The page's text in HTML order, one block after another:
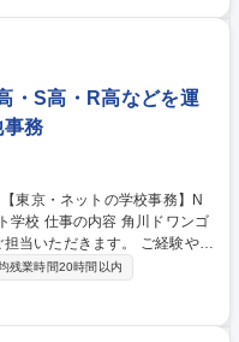
等） ・経理事務 ・その他、
・S高・R高などを運
事務
ワンゴ
当いただきます。 ご経験やス
■具体的には下記
き ・データ管理・分析 ・コ
用設計（事務フローの構築、
等） ・経理事務 ・その他、
残業時間20時間以内